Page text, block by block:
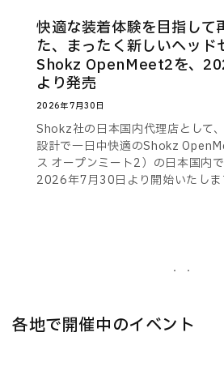
快適な装着体験を目指して
た、まったく新しいヘッド
Shokz OpenMeet2を、
より発売
2026年7月30日
Shokz社の日本国内代理店として
設計で一日中快適のShokz
ス オープンミート2）の日本国内
2026年7月30日より開始いたしま
各地で開催中のイベント